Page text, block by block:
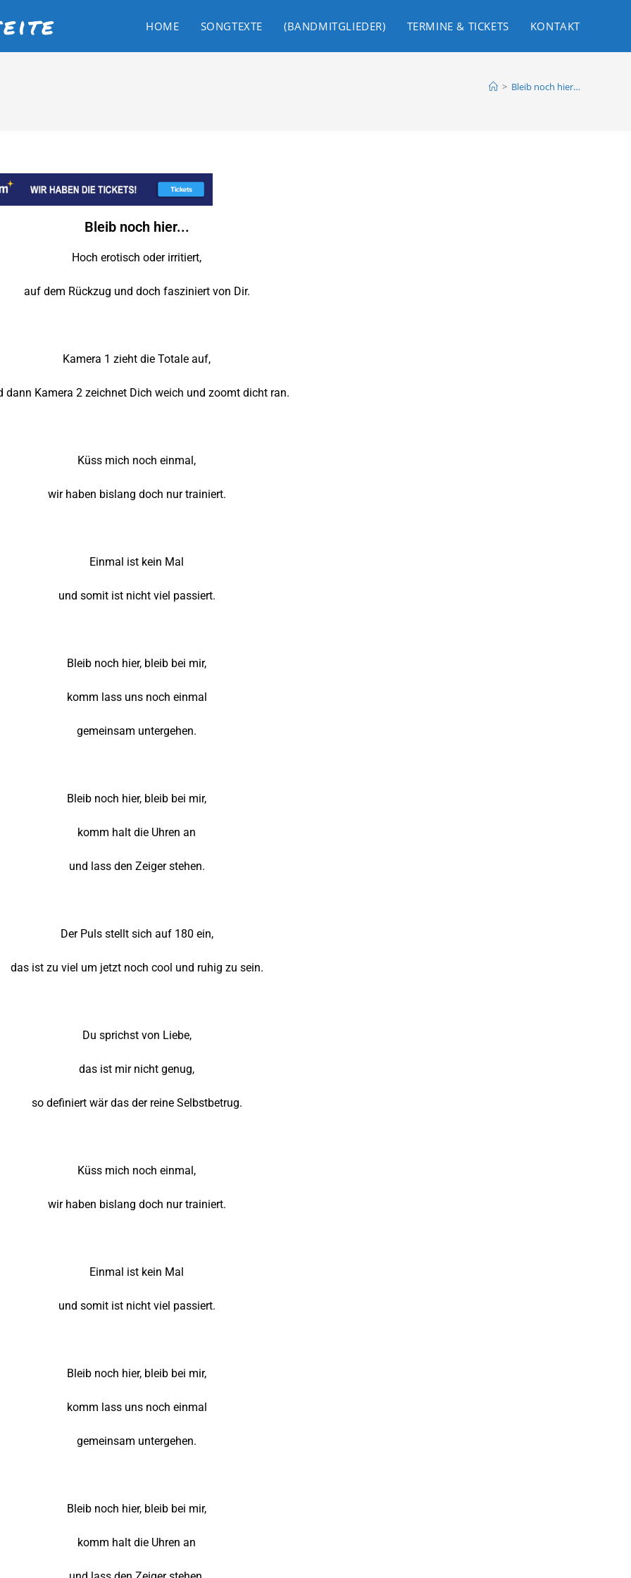
HOME SONGTEXTE (BANDMITGLIEDER) TERMINE & TICKETS KONTAKT
> Bleib noch hier…
Bleib noch hier...
Hoch erotisch oder irritiert,
auf dem Rückzug und doch fasziniert von Dir.
Kamera 1 zieht die Totale auf,
dann Kamera 2 zeichnet Dich weich und zoomt dicht ran.
Küss mich noch einmal,
wir haben bislang doch nur trainiert.
Einmal ist kein Mal
und somit ist nicht viel passiert.
Bleib noch hier, bleib bei mir,
komm lass uns noch einmal
gemeinsam untergehen.
Bleib noch hier, bleib bei mir,
komm halt die Uhren an
und lass den Zeiger stehen.
Der Puls stellt sich auf 180 ein,
das ist zu viel um jetzt noch cool und ruhig zu sein.
Du sprichst von Liebe,
das ist mir nicht genug,
so definiert wär das der reine Selbstbetrug.
Küss mich noch einmal,
wir haben bislang doch nur trainiert.
Einmal ist kein Mal
und somit ist nicht viel passiert.
Bleib noch hier, bleib bei mir,
komm lass uns noch einmal
gemeinsam untergehen.
Bleib noch hier, bleib bei mir,
komm halt die Uhren an